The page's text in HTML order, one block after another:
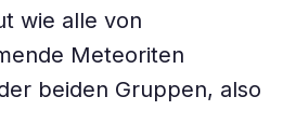
wie alle von
Meteoriten
beiden Gruppen, also